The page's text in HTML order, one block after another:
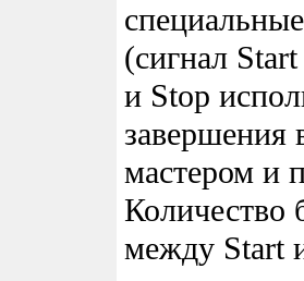
(сигнал
и Stop
завершения
мастером и
Количество
между Start